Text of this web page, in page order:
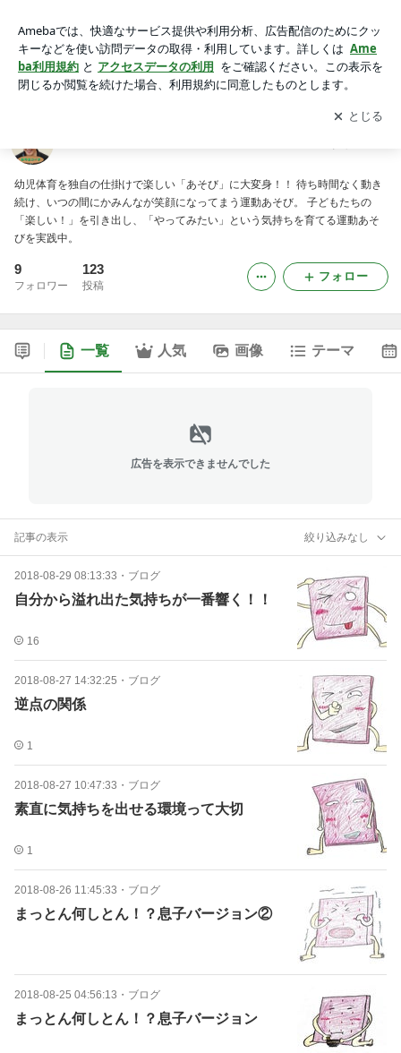
アプリをダウンロードして ブログの更新通知
を受け取りまし
ょう。
開く
幼児体育を独自の仕掛けで楽しい「あそび」に大変身！！ 待ち時間なく動き
続け、いつの間にかみんなが笑顔になってまう運動あそび。 子どもたちの
「楽しい！」を引き出し、「やってみたい」という気持ちを育てる運動あそ
びを実践中。
9
フォロワー
123
投稿
フォロー
一覧 人気 画像 テーマ
広告を表示できませんでした
記事の表示 絞り込みなし
2018-08-29 08:13:33 ・ ブログ
自分から溢れ出た気持ちが一番響く！！
16
2018-08-27 14:32:25 ・ ブログ
逆点の関係
1
2018-08-27 10:47:33 ・ ブログ
素直に気持ちを出せる環境って大切
1
2018-08-26 11:45:33 ・ ブログ
まっとん何しとん！？息子バージョン②
2018-08-25 04:56:13 ・ ブログ
まっとん何しとん！？息子バージョン